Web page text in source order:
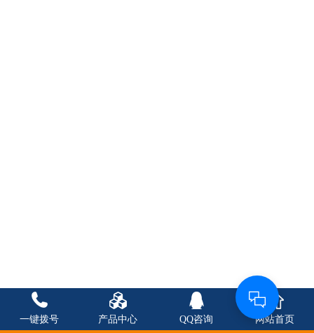
一键拨号 产品中心 QQ咨询 网站首页